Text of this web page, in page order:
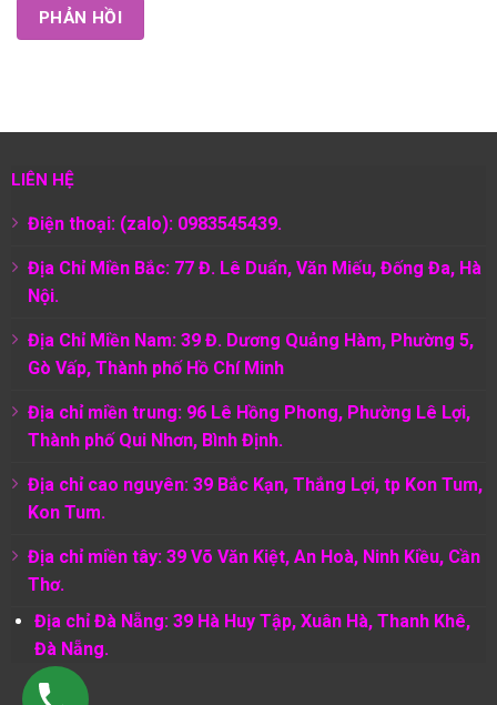
LIÊN HỆ
Điện thoại: (zalo): 0983545439.
Địa Chỉ Miền Bắc: 77 Đ. Lê Duẩn, Văn Miếu, Đống Đa, Hà
Nội.
Địa Chỉ Miền Nam: 39 Đ. Dương Quảng Hàm, Phường 5,
Gò Vấp, Thành phố Hồ Chí Minh
Địa chỉ miền trung: 96 Lê Hồng Phong, Phường Lê Lợi,
Thành phố Qui Nhơn, Bình Định.
Địa chỉ cao nguyên: 39 Bắc Kạn, Thắng Lợi, tp Kon Tum,
Kon Tum.
Địa chỉ miền tây: 39 Võ Văn Kiệt, An Hoà, Ninh Kiều, Cần
Thơ.
Địa chỉ Đà Nẵng: 39 Hà Huy Tập, Xuân Hà, Thanh Khê,
Đà Nẵng.